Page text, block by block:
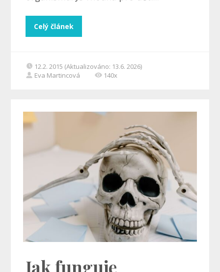
Celý článek
12.2. 2015 (Aktualizováno: 13.6. 2026)
Eva Martincová
140x
Jak funguje